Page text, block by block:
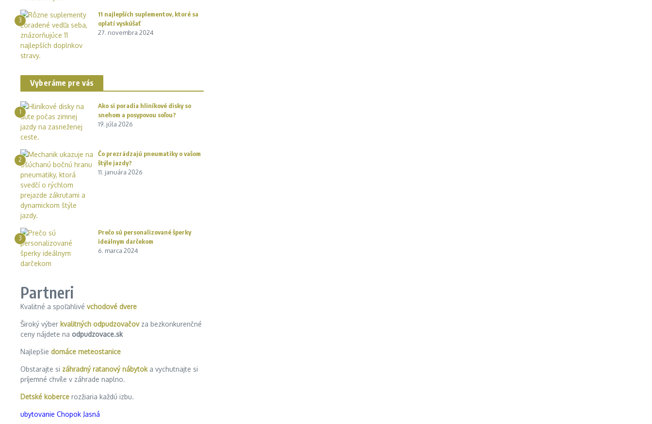
3
11 najlepších suplementov, ktoré sa
oplatí vyskúšať
27. novembra 2024
Vyberáme pre vás
1
Ako si poradia hliníkové disky so
snehom a posypovou soľou?
19. júla 2026
2
Čo prezrádzajú pneumatiky o vašom
štýle jazdy?
11. januára 2026
3
Prečo sú personalizované šperky
ideálnym darčekom
6. marca 2024
Partneri
Kvalitné a spoľahlivé vchodové dvere
Široký výber kvalitných odpudzovačovza bezkonkurenčné
ceny nájdete na odpudzovace.sk
Najlepšie domáce meteostanice
Obstarajte si záhradný ratanový nábytoka vychutnajte si
príjemné chvíle v záhrade naplno.
Detské koberce rozžiaria každú izbu.
ubytovanie Chopok Jasná